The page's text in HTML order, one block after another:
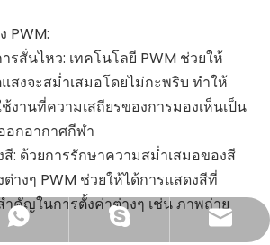
PWM:
รสั่นไหว: เทคโนโลยี PWM ช่วยให้
สงจะสม่ำเสมอโดยไม่กะพริบ ทำให้
งานที่ความเสถียรของการมองเห็นเป็น
อกอากาศกีฬา
: ด้วยการรักษาความสม่ำเสมอของสี
างๆ PWM ช่วยให้ได้การแสดงสีที่
คัญในการตั้งค่าต่างๆ เช่น ภาพถ่าย
+86-755-82331303
+86 17666100766
info@oakled.com